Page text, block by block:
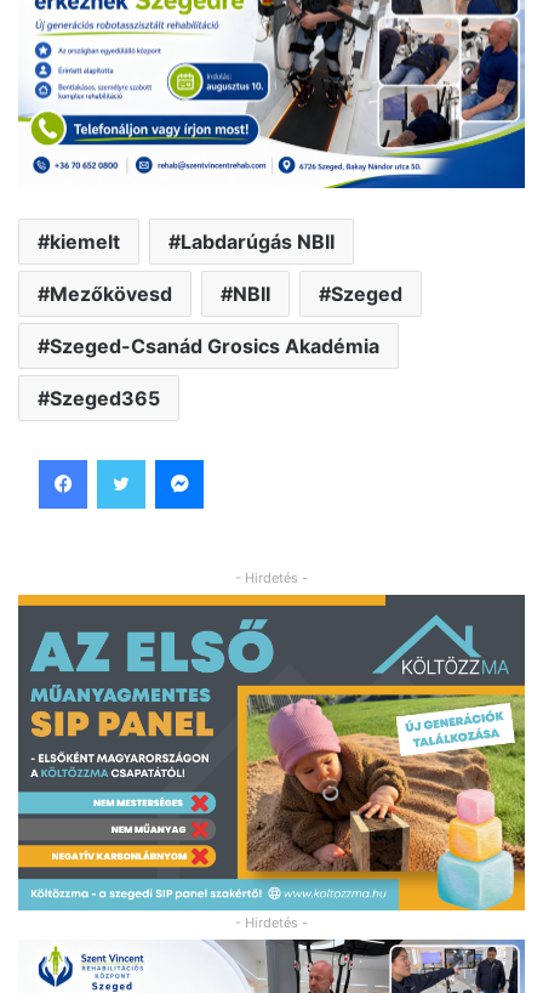
kiemelt Labdarúgás NBII
Mezőkövesd NBII Szeged
Szeged-Csanád Grosics Akadémia
Szeged365
- Hirdetés -
- Hirdetés -